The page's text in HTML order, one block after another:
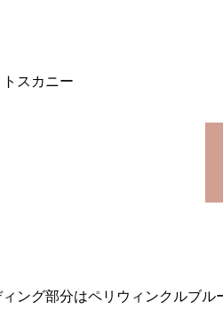
スカニー
ング部分はペリウィンクルブル